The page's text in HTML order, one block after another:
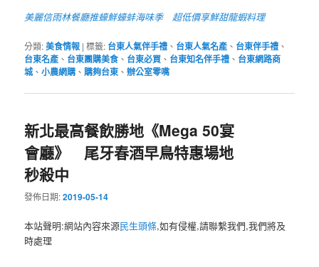
美麗信雨林餐廳推蠔鮮蠔蚌海味季 超低價享鮮甜龍蝦料理
分類:美食情報 |標籤: 台東人氣伴手禮 、 台東人氣名產 、 台東伴手禮 、
台東名產 、 台東團購美食 、 台東必買 、 台東知名伴手禮 、 台東網路商
城 、小農網購 、 購夠台東 、辦公室零嘴
新北最高餐飲勝地《Mega 50宴
會廳》 尾牙春酒早鳥特惠場地
秒殺中
發佈日期:2019-05-14
本站聲明:網站內容來源民生頭條,如有侵權,請聯繫我們,我們將及
時處理